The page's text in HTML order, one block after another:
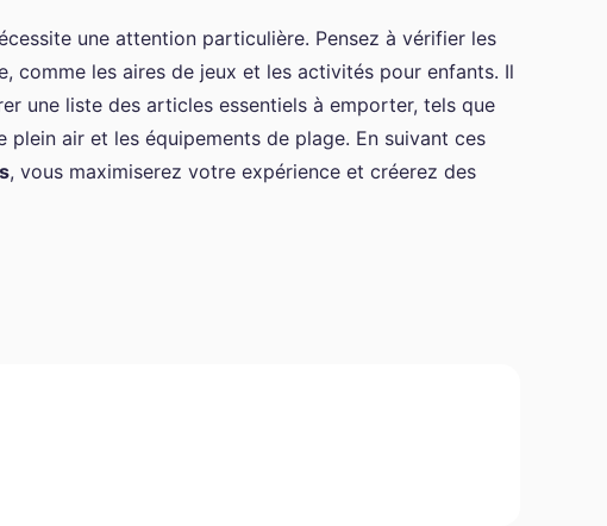
une attention particulière. Pensez à vérifier les
comme les aires de jeux et les activités pour enfants. Il
une liste des articles essentiels à emporter, tels que
plein air et les équipements de plage. En suivant ces
, vous maximiserez votre expérience et créerez des